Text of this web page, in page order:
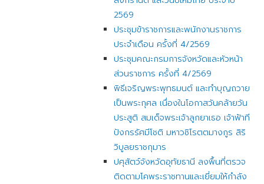
2569
ประชุมข้าราชการและพนักงานราชการ
ประจำเดือน ครั้งที่ 4/2569
ประชุมคณะกรมการจังหวัดและหัวหน้า
ส่วนราชการ ครั้งที่ 4/2569
พิธีเจริญพระพุทธมนต์ และทำบุญถวาย
เป็นพระกุศล เนื่องในโอกาสวันคล้ายวัน
ประสูติ สมเด็จพระเจ้าลูกยาเธอ เจ้าฟ้าที
ปังกรรัศมีโชติ มหาวชิโรตตมางกูร สิริ
วิบูลยราชกุมาร
ปศุสัตว์จังหวัดอุทัยธานี ลงพื้นที่ตรวจ
ติดตามโคพระราชทานและเยี่ยมให้กำลัง